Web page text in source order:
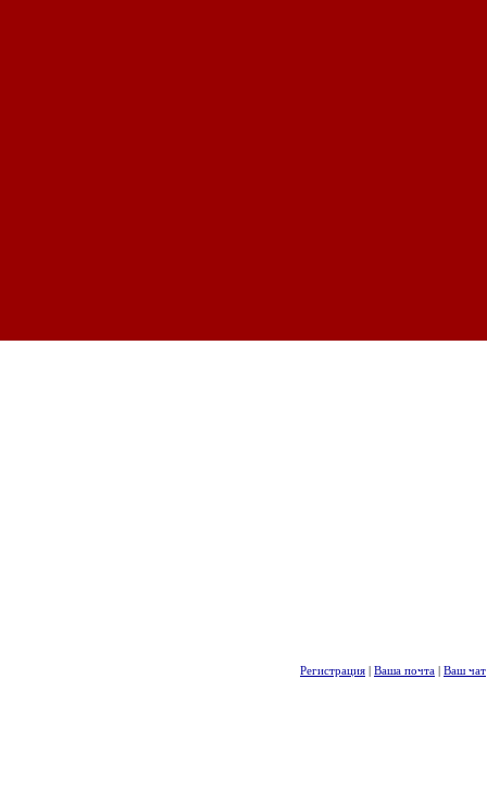
Регистрация | Ваша почта | Ваш чат